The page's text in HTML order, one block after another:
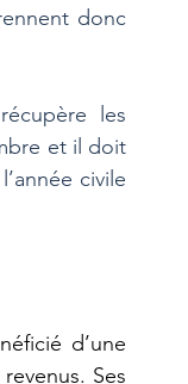
donc
les
et il doit
civile
d’une
Ses